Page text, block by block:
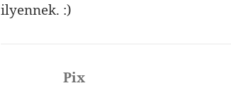
ilyennek. :)
Pix